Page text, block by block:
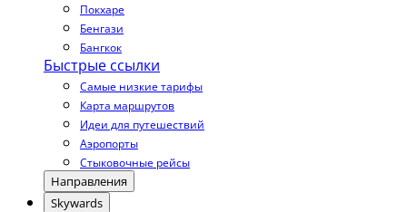
Покхаре
Бенгази
Бангкок
Быстрые ссылки
Самые низкие тарифы
Карта маршрутов
Идеи для путешествий
Аэропорты
Стыковочные рейсы
Направления
Skywards